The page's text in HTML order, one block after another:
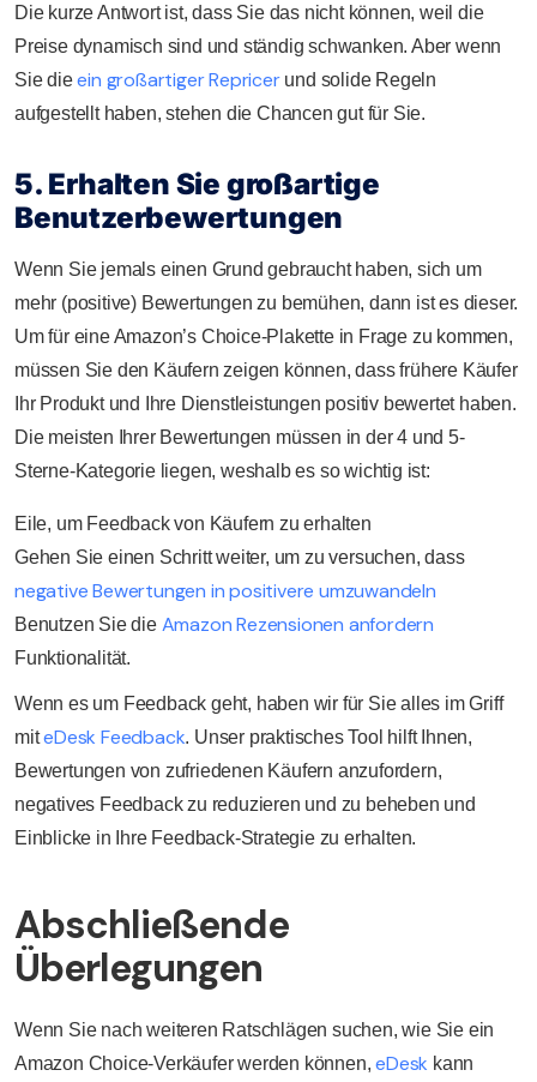
Die kurze Antwort ist, dass Sie das nicht können, weil die
Preise dynamisch sind und ständig schwanken. Aber wenn
Sie dieein großartiger Repricer und solide Regeln
aufgestellt haben, stehen die Chancen gut für Sie.
5. Erhalten Sie großartige
Benutzerbewertungen
Wenn Sie jemals einen Grund gebraucht haben, sich um
mehr (positive) Bewertungen zu bemühen, dann ist es dieser.
Um für eine Amazon’s Choice-Plakette in Frage zu kommen,
müssen Sie den Käufern zeigen können, dass frühere Käufer
Ihr Produkt und Ihre Dienstleistungen positiv bewertet haben.
Die meisten Ihrer Bewertungen müssen in der 4 und 5-
Sterne-Kategorie liegen, weshalb es so wichtig ist:
Eile, um Feedback von Käufern zu erhalten
Gehen Sie einen Schritt weiter, um zu versuchen, dass
negative Bewertungen in positivere umzuwandeln
Benutzen Sie die Amazon Rezensionen anfordern
Funktionalität.
Wenn es um Feedback geht, haben wir für Sie alles im Griff
mit eDesk Feedback. Unser praktisches Tool hilft Ihnen,
Bewertungen von zufriedenen Käufern anzufordern,
negatives Feedback zu reduzieren und zu beheben und
Einblicke in Ihre Feedback-Strategie zu erhalten.
Abschließende
Überlegungen
Wenn Sie nach weiteren Ratschlägen suchen, wie Sie ein
Amazon Choice-Verkäufer werden können,eDesk kann